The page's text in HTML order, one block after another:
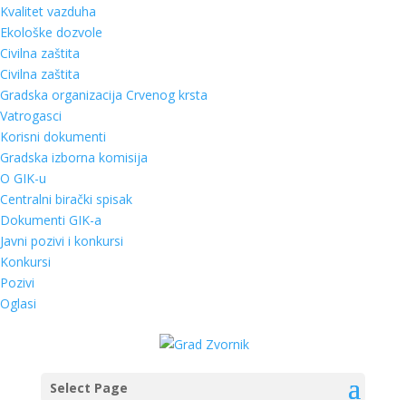
Kvalitet vazduha
Ekološke dozvole
Civilna zaštita
Civilna zaštita
Gradska organizacija Crvenog krsta
Vatrogasci
Korisni dokumenti
Gradska izborna komisija
O GIK-u
Centralni birački spisak
Dokumenti GIK-a
Javni pozivi i konkursi
Konkursi
Pozivi
Oglasi
Select Page